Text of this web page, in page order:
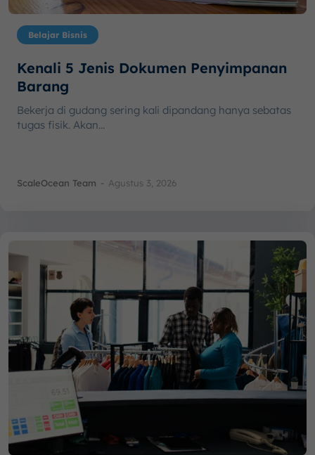
Belajar Bisnis
Kenali 5 Jenis Dokumen Penyimpanan
Barang
Bekerja di gudang sering kali dipandang hanya sebatas
tugas fisik. Akan...
ScaleOcean Team - Agustus 3, 2026